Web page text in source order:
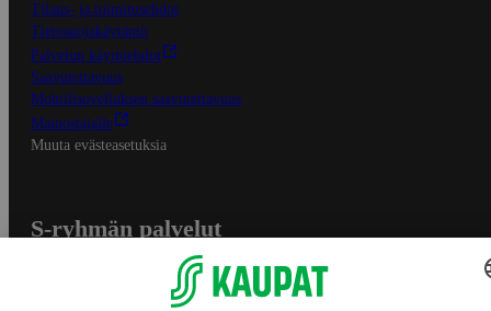
Tilaus- ja toimitusehdot
Tietosuojakäytäntö
Palvelun käyttöehdot
Saavutettavuus
Mobiilisovelluksen saavutettavuus
Mainostajalle
Muuta evästeasetuksia
S-ryhmän palvelut